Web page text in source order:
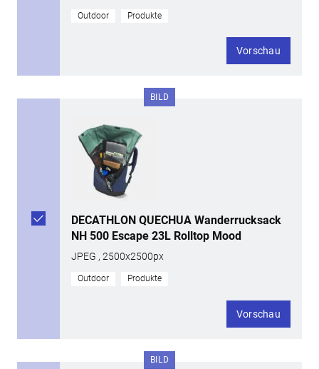
Outdoor Produkte
Vorschau
BILD
DECATHLON QUECHUA Wanderrucksack
NH 500 Escape 23L Rolltop Mood
JPEG , 2500x2500px
Outdoor Produkte
Vorschau
BILD